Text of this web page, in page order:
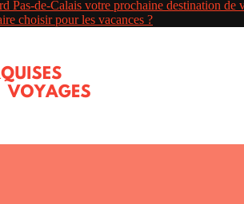
Pas-de-Calais votre prochaine destination de
choisir pour les vacances ?